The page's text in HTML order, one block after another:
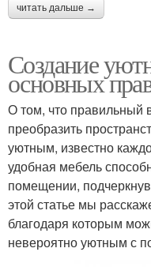
читать дальше →
Создание
основных
О том, что правильный
преобразить
уютным, известно
удобная мебель
помещении,
этой статье мы
благодаря которым
невероятно уютным с